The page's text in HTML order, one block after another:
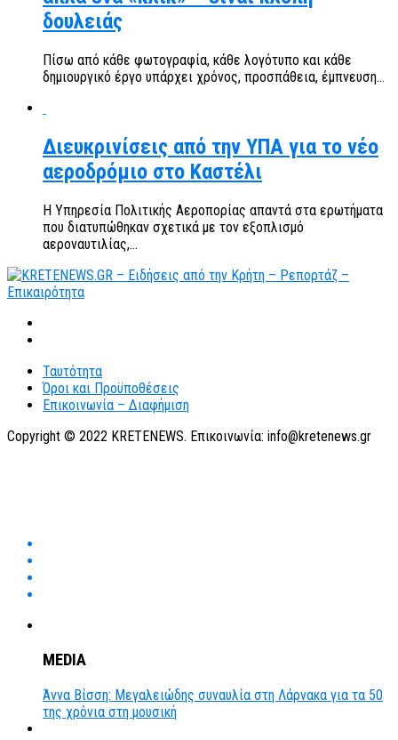
δουλειάς
Πίσω από κάθε φωτογραφία, κάθε λογότυπο και κάθε
δημιουργικό έργο υπάρχει χρόνος, προσπάθεια, έμπνευση...
Διευκρινίσεις από την ΥΠΑ για το νέο
αεροδρόμιο στο Καστέλι
Η Υπηρεσία Πολιτικής Αεροπορίας απαντά στα ερωτήματα
που διατυπώθηκαν σχετικά με τον εξοπλισμό
αεροναυτιλίας,...
Ταυτότητα
Όροι και Προϋποθέσεις
Επικοινωνία – Διαφήμιση
Copyright © 2022 KRETENEWS. Επικοινωνία: info@kretenews.gr
MEDIA
Άννα Βίσση: Μεγαλειώδης συναυλία στη Λάρνακα για τα 50
της χρόνια στη μουσική